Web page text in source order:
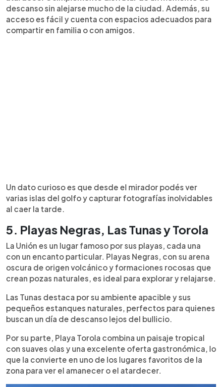
descanso sin alejarse mucho de la ciudad. Además, su
acceso es fácil y cuenta con espacios adecuados para
compartir en familia o con amigos.
Un dato curioso es que desde el mirador podés ver
varias islas del golfo y capturar fotografías inolvidables
al caer la tarde.
5. Playas Negras, Las Tunas y Torola
La Unión es un lugar famoso por sus playas, cada una
con un encanto particular. Playas Negras, con su arena
oscura de origen volcánico y formaciones rocosas que
crean pozas naturales, es ideal para explorar y relajarse.
Las Tunas destaca por su ambiente apacible y sus
pequeños estanques naturales, perfectos para quienes
buscan un día de descanso lejos del bullicio.
Por su parte, Playa Torola combina un paisaje tropical
con suaves olas y una excelente oferta gastronómica, lo
que la convierte en uno de los lugares favoritos de la
zona para ver el amanecer o el atardecer.